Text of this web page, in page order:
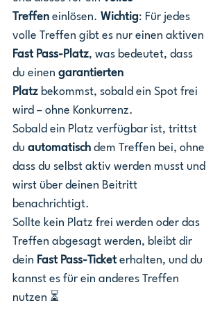
Treffen einlösen. Wichtig: Für jedes
volle Treffen gibt es nur einen aktiven
Fast Pass-Platz, was bedeutet, dass
du einen garantierten
Platz bekommst, sobald ein Spot frei
wird – ohne Konkurrenz.
Sobald ein Platz verfügbar ist, trittst
du automatisch dem Treffen bei, ohne
dass du selbst aktiv werden musst und
wirst über deinen Beitritt
benachrichtigt.
Sollte kein Platz frei werden oder das
Treffen abgesagt werden, bleibt dir
dein Fast Pass-Ticket erhalten, und du
kannst es für ein anderes Treffen
nutzen ⏳